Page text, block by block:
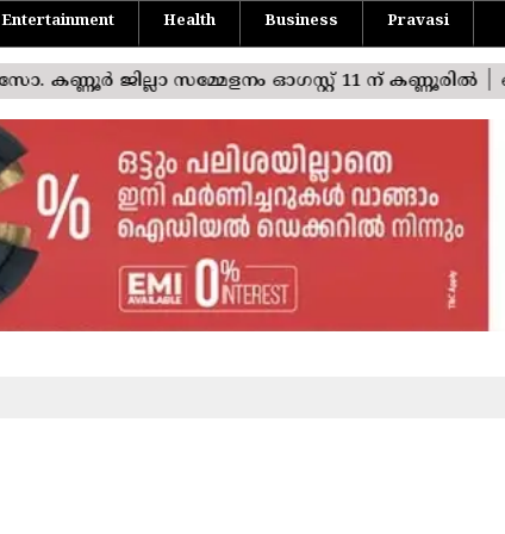
Entertainment Health Business Pravasi